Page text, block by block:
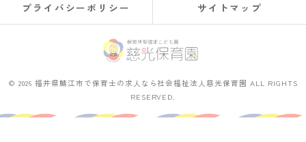
プライバシーポリシー サイトマップ
© 2026 福井県鯖江市で保育士の求人なら社会福祉法人慈光保育園 ALL RIGHTS
RESERVED.